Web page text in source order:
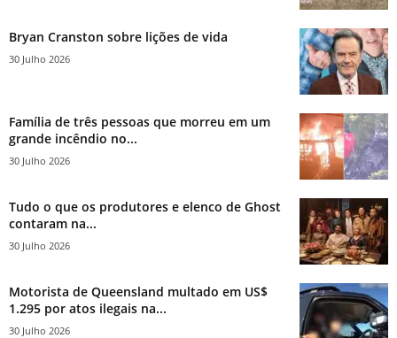
Bryan Cranston sobre lições de vida
30 Julho 2026
Família de três pessoas que morreu em um
grande incêndio no...
30 Julho 2026
Tudo o que os produtores e elenco de Ghost
contaram na...
30 Julho 2026
Motorista de Queensland multado em US$
1.295 por atos ilegais na...
30 Julho 2026